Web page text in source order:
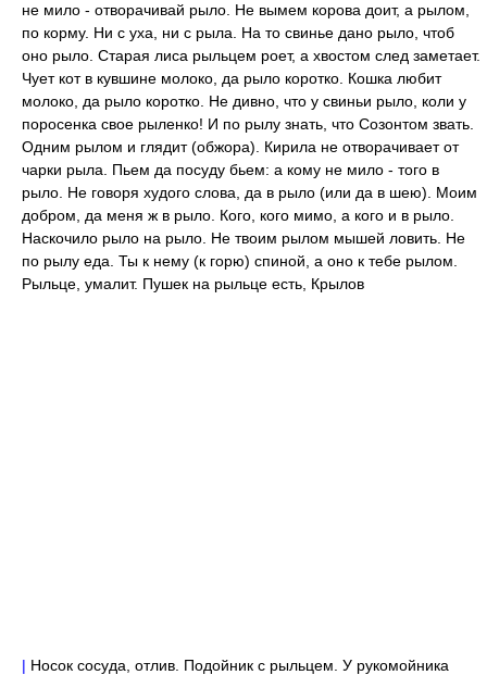
не мило - отворачивай рыло. Не вымем корова доит, а рылом,
по корму. Ни с уха, ни с рыла. На то свинье дано рыло, чтоб
оно рыло. Старая лиса рыльцем роет, а хвостом след заметает.
Чует кот в кувшине молоко, да рыло коротко. Кошка любит
молоко, да рыло коротко. Не дивно, что у свиньи рыло, коли у
поросенка свое рыленко! И по рылу знать, что Созонтом звать.
Одним рылом и глядит (обжора). Кирила не отворачивает от
чарки рыла. Пьем да посуду бьем: а кому не мило - того в
рыло. Не говоря худого слова, да в рыло (или да в шею). Моим
добром, да меня ж в рыло. Кого, кого мимо, а кого и в рыло.
Наскочило рыло на рыло. Не твоим рылом мышей ловить. Не
по рылу еда. Ты к нему (к горю) спиной, а оно к тебе рылом.
Рыльце, умалит. Пушек на рыльце есть, Крылов
| Носок сосуда, отлив. Подойник с рыльцем. У рукомойника